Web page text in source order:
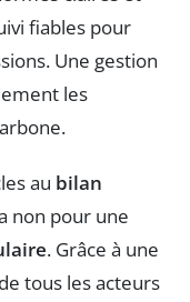
fiables pour
Une gestion
les
au bilan
non pour une
. Grâce à une
tous les acteurs